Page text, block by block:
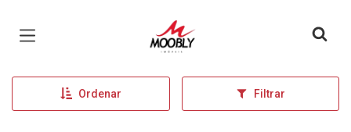
Página inicial
Ordenar Filtrar